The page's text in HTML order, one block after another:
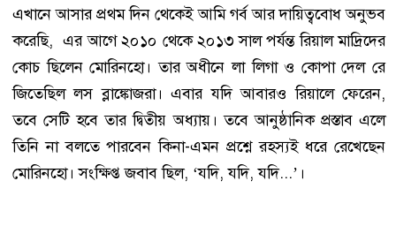
এখানে আসার প্রথম দিন থেকেই আমি গর্ব আর দায়িত্ববোধ অনুভব
করেছি, এর আগে ২০১০ থেকে ২০১৩ সাল পর্যন্ত রিয়াল মাদ্রিদের
কোচ ছিলেন মোরিনহো। তার অধীনে লা লিগা ও কোপা দেল রে
জিতেছিল লস ব্লাঙ্কোজরা। এবার যদি আবারও রিয়ালে ফেরেন,
তবে সেটি হবে তার দ্বিতীয় অধ্যায়। তবে আনুষ্ঠানিক প্রস্তাব এলে
তিনি না বলতে পারবেন কিনা-এমন প্রশ্নে রহস্যই ধরে রেখেছেন
মোরিনহো। সংক্ষিপ্ত জবাব ছিল, ‘যদি, যদি, যদি...’।